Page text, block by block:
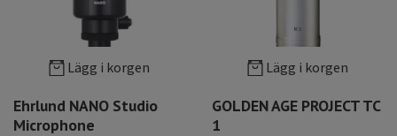
Lägg i korgen
Ehrlund NANO Studio
Microphone
Lägg i korgen
GOLDEN AGE PROJECT TC
1